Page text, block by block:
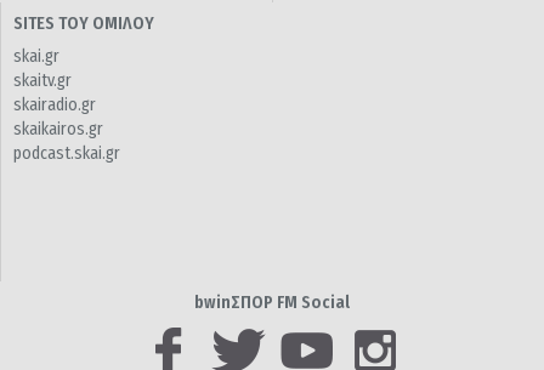
SITES ΤΟΥ ΟΜΙΛΟΥ
skai.gr
skaitv.gr
skairadio.gr
skaikairos.gr
podcast.skai.gr
bwinΣΠΟΡ FM Social